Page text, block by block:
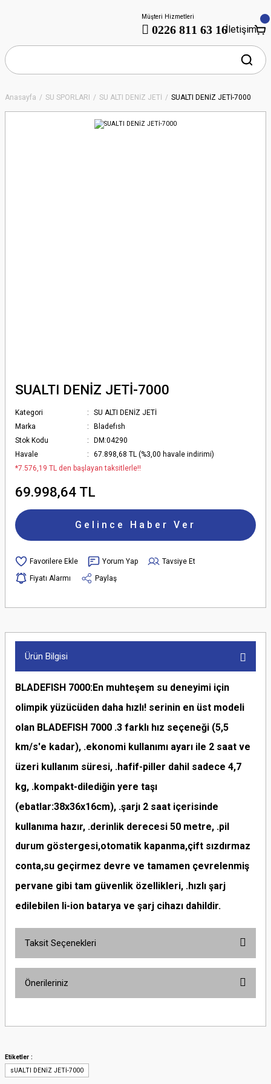
Müşteri Hizmetleri
0226 811 63 16İletişim
Anasayfa SU SPORLARI SU ALTI DENİZ JETİ SUALTI DENİZ JETİ-7000
SUALTI DENİZ JETİ-7000
Kategori
SU ALTI DENİZ JETİ
Marka
Bladefısh
Stok Kodu
DM:04290
Havale
67.898,68 TL (%3,00 havale indirimi)
*7.576,19 TL den başlayan taksitlerle!!
69.998,64 TL
Gelince Haber Ver
Yorum Yap
Tavsiye Et
Fiyatı Alarmı
Paylaş
Ürün Bilgisi
BLADEFISH 7000:En muhteşem su deneyimi için
olimpik yüzücüden daha hızlı! serinin en üst modeli
olan BLADEFISH 7000 .3 farklı hız seçeneği (5,5
km/s'e kadar), .ekonomi kullanımı ayarı ile 2 saat ve
üzeri kullanım süresi, .hafif-piller dahil sadece 4,7
kg, .kompakt-dilediğin yere taşı
(ebatlar:38x36x16cm), .şarjı 2 saat içerisinde
kullanıma hazır, .derinlik derecesi 50 metre, .pil
durum göstergesi,otomatik kapanma,çift sızdırmaz
conta,su geçirmez devre ve tamamen çevrelenmiş
pervane gibi tam güvenlik özellikleri, .hızlı şarj
edilebilen li-ion batarya ve şarj cihazı dahildir.
Taksit Seçenekleri
Önerileriniz
Ürün resmi kalitesiz, bozuk veya görüntülenemiyor.
Etiketler :
sUALTI DENİZ JETİ-7000